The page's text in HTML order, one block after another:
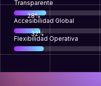
Transparente
Accesibilidad Global
58%
Flexibilidad Operativa
65%